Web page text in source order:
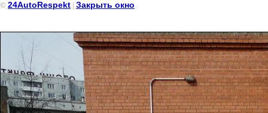
© 24AutoRespekt | Закрыть окно